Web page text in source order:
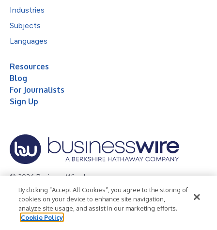
Industries
Subjects
Languages
Resources
Blog
For Journalists
Sign Up
© 2026 Business Wire, Inc.
Privacy Policy Cookie Policy
Accessibility Statement
Terms of Use
Legal
By clicking “Accept All Cookies”, you agree to the storing of
cookies on your device to enhance site navigation,
analyze site usage, and assist in our marketing efforts.
Cookie Policy